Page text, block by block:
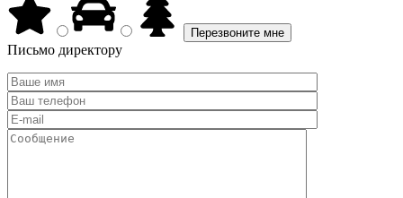
Письмо директору